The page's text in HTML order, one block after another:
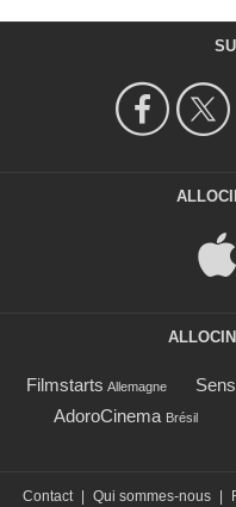
Filmstarts Allemagne
AdoroCinema Brésil
Contact Qui sommes-nous